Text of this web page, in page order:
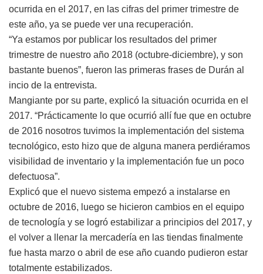
ocurrida en el 2017, en las cifras del primer trimestre de
este año, ya se puede ver una recuperación.
“Ya estamos por publicar los resultados del primer
trimestre de nuestro año 2018 (octubre-diciembre), y son
bastante buenos”, fueron las primeras frases de Durán al
incio de la entrevista.
Mangiante por su parte, explicó la situación ocurrida en el
2017. “Prácticamente lo que ocurrió allí fue que en octubre
de 2016 nosotros tuvimos la implementación del sistema
tecnológico, esto hizo que de alguna manera perdiéramos
visibilidad de inventario y la implementación fue un poco
defectuosa”.
Explicó que el nuevo sistema empezó a instalarse en
octubre de 2016, luego se hicieron cambios en el equipo
de tecnología y se logró estabilizar a principios del 2017, y
el volver a llenar la mercadería en las tiendas finalmente
fue hasta marzo o abril de ese año cuando pudieron estar
totalmente estabilizados.